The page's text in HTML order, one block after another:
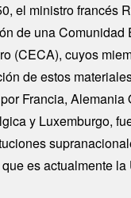
el ministro francés
de una Comunidad
(CECA), cuyos
de estos
Francia, Alemania
y Luxemburgo,
es actualmente